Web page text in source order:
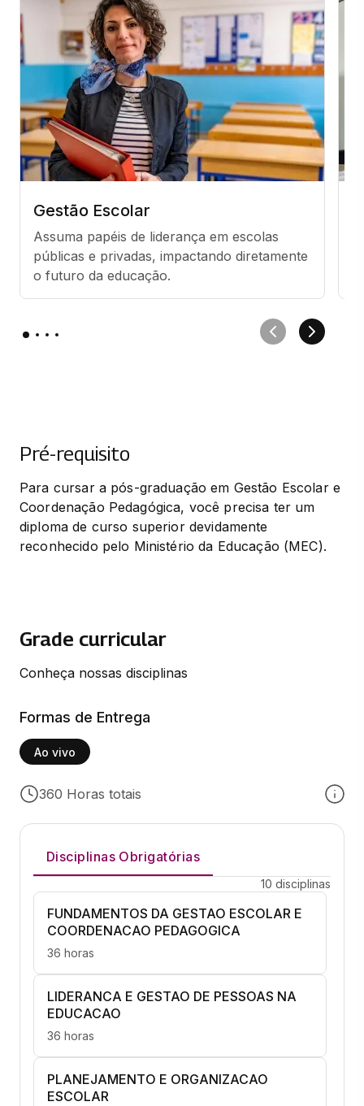
Gestão Escolar
Assuma papéis de liderança em escolas
públicas e privadas, impactando diretamente
o futuro da educação.
Pré-requisito
Para cursar a pós-graduação em Gestão Escolar e
Coordenação Pedagógica, você precisa ter um
diploma de curso superior devidamente
reconhecido pelo Ministério da Educação (MEC).
Grade curricular
Conheça nossas disciplinas
Formas de Entrega
Ao vivo
360 Horas totais
Disciplinas Obrigatórias
10 disciplinas
FUNDAMENTOS DA GESTAO ESCOLAR E
COORDENACAO PEDAGOGICA
36 horas
LIDERANCA E GESTAO DE PESSOAS NA
EDUCACAO
36 horas
PLANEJAMENTO E ORGANIZACAO
ESCOLAR